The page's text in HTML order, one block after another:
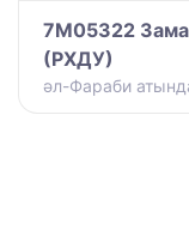
7M05322
(РХДУ)
әл-Фараби